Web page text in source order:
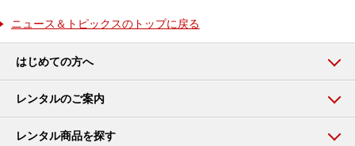
ニュース＆トピックスのトップに戻る
はじめての方へ
レンタルのご案内
レンタル商品を探す